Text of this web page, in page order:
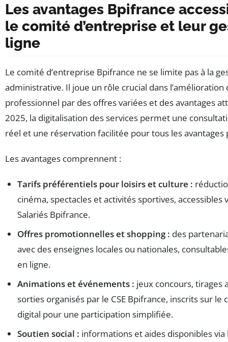
Les avantages Bpifrance
le comité d’entreprise et leur
ligne
Le comité d’entreprise Bpifrance ne se limite pas à la
administrative. Il joue un rôle crucial dans
professionnel par des offres variées et des avantages
2025, la digitalisation des services permet une
réel et une réservation facilitée pour tous les avantages
Les avantages comprennent :
Tarifs préférentiels pour loisirs et culture :
cinéma, spectacles et activités sportives, accessibles
Salariés Bpifrance.
Offres promotionnelles et shopping : des
avec des enseignes locales ou nationales,
en ligne.
Animations et événements : jeux concours, tirages
sorties organisés par le CSE Bpifrance, inscrits sur le
digital pour une participation simplifiée.
Soutien social : informations et aides disponibles via